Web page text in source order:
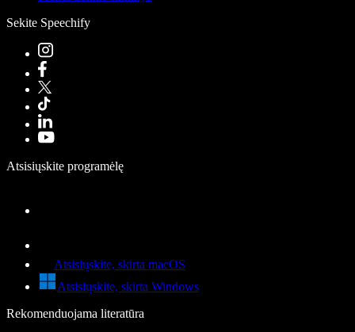
Sekite Speechify
Atsisiųskite programėlę
Atsisiųskite, skirta macOS
Atsisiųskite, skirta Windows
Rekomenduojama literatūra